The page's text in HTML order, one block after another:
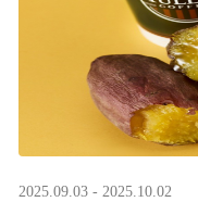
2025.09.03 - 2025.10.02